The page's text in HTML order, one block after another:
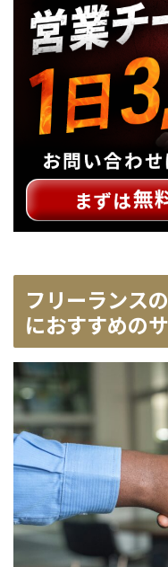
フリーランス
におすすめの